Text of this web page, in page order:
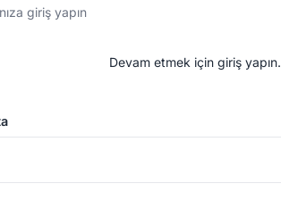
giriş yapın
Devam etmek için giriş yapın.